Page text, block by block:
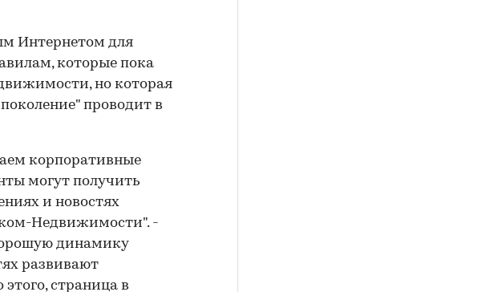
Интернетом для
которые пока
но которая
проводит в
корпоративные
могут получить
и новостях
Недвижимости". -
динамику
развивают
страница в